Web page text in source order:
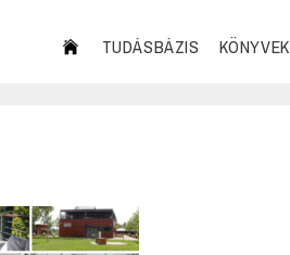
TUDÁSBÁZIS KÖNYVEK